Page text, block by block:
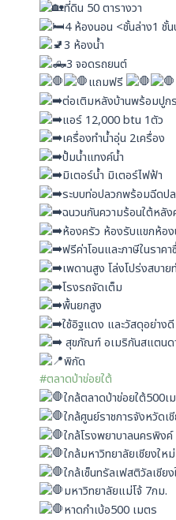
ที่ดิน 50 ตารางวา
4 ห้องนอน <ชั้นล่าง1 ชั้
3 ห้องน้ำ
3 จอดรถยนต์
แถมฟรี
ต่อเติมหลังบ้านพร้อมปูก
แอร์ 12,000 btu 1ตัว
เครื่องทำน้ำอุ่น 2เครื่อง
ปั้มน้ำแทงค์น้ำ
มิเตอร์น้ำ มิเตอร์ไฟฟ้า
ระบบท่อปลวกพร้อมฉีดป
ฉนวนกันความร้อนใต้หลัง
ห้องครัว ห้องรับแขกห้อ
ฟรีค่าโอนและภาษีในราคา
เพดานสูง โล่งโปร่งสบาย
โรงรถจัดเต็ม
พื้นยกสูง
ใช้อิฐแดง และวัสดุอย่างดี
สุขภัณฑ์ อเมริกันสแตนด
พิกัด
#ตลาดป่าข่อยใต้
ใกล้ตลาดป่าข่อยใต้500เ
ใกล้ศูนย์ราชการจังหวัดเ
ใกล้โรงพยาบาลนครพิง
ใกล้มหาวิทยาลัยเชียงให
ใกล้เซ็นทรัลเฟสติวัลเชีย
มหาวิทยาลัยแม่โจ้ 7กม.
หาดกำเบ้อ500 เมตร